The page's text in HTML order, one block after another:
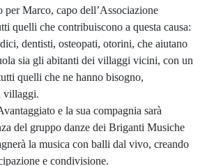
per Marco, capo dell’Associazione
quelli che contribuiscono a questa causa:
dentisti, osteopati, otorini, che aiutano
sia gli abitanti dei villaggi vicini, con un
quelli che ne hanno bisogno,
villaggi.
e la sua compagnia sarà
del gruppo danze dei Briganti Musiche
la musica con balli dal vivo, creando
e condivisione.